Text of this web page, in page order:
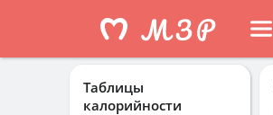
Таблицы
калорийности